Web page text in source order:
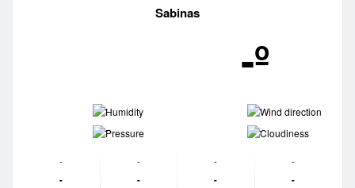
Sabinas
-º
-
-
-
-
-
-
-
-
-
-
-
-